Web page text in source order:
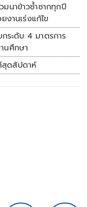
นาข้าวซ้ำซากทุกปี
งานเร่งแก้ไข
ระดับ 4 มาตรการ
นศึกษา
สุดสัปดาห์